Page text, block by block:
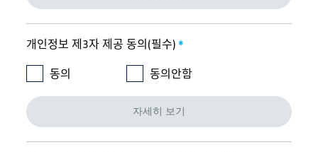
개인정보 제3자 제공 동의(필수) *
동의
동의안함
자세히 보기